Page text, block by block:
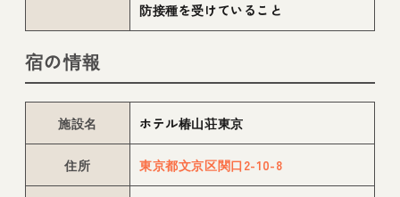
防接種を受けていること
宿の情報
施設名 ホテル椿山荘東京
住所 東京都文京区関口2-10-8